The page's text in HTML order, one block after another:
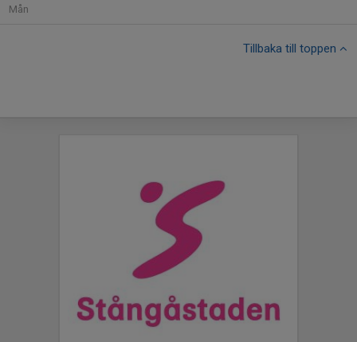
Mån
Tillbaka till toppen